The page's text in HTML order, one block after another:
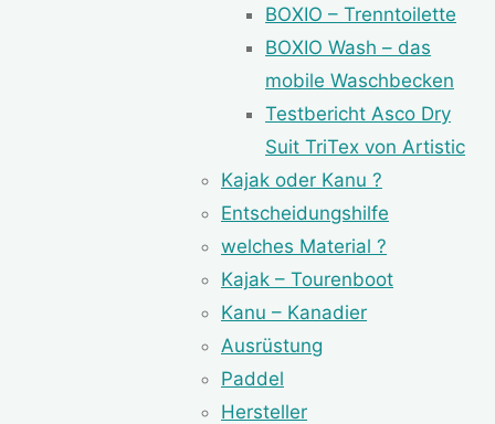
BOXIO – Trenntoilette
BOXIO Wash – das
mobile Waschbecken
Testbericht Asco Dry
Suit TriTex von Artistic
Kajak oder Kanu ?
Entscheidungshilfe
welches Material ?
Kajak – Tourenboot
Kanu – Kanadier
Ausrüstung
Paddel
Hersteller